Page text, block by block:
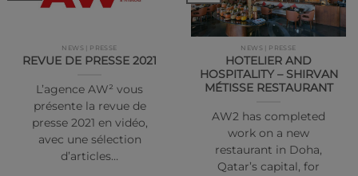
NEWS | PRESSE
REVUE DE PRESSE 2021
L’agence AW² vous
présente la revue de
presse 2021 en vidéo,
avec une sélection
d’articles…
NEWS | PRESSE
HOTELIER AND
HOSPITALITY – SHIRVAN
MÉTISSE RESTAURANT
AW2 has completed
work on a new
restaurant in Doha,
Qatar’s capital, for